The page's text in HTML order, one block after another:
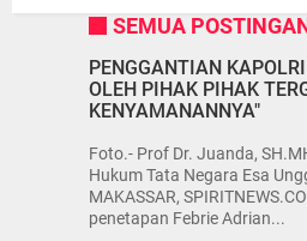
SEMUA
PENGGANTIAN
OLEH PIHAK PIHAK
KENYAMANANNYA"
Foto.- Prof Dr. Juanda,
Hukum Tata Negara Esa
MAKASSAR,
penetapan Febrie Adrian...